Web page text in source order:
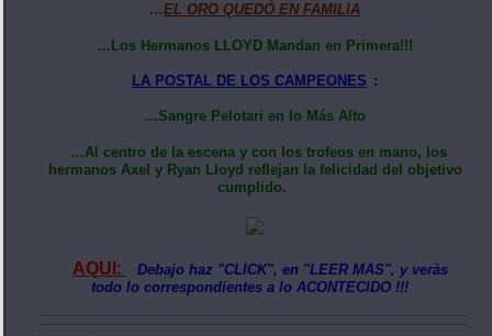
…EL ORO QUEDÓ EN FAMILIA
…Los Hermanos LLOYD Mandan en Primera!!!
LA POSTAL DE LOS CAMPEONES :
…Sangre Pelotari en lo Más Alto
…Al centro de la escena y con los trofeos en mano, los
hermanos Axel y Ryan Lloyd reflejan la felicidad del objetivo
cumplido.
AQUI:
Debajo haz "CLICK", en "LEER MAS", y veràs
todo lo correspondientes a lo ACONTECIDO !!!